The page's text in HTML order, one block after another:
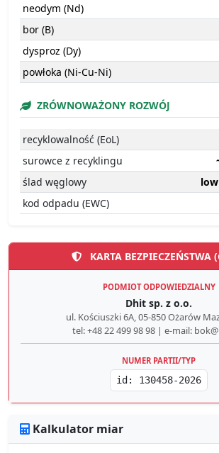
neodym (Nd)
bor (B)
dysproz (Dy)
powłoka (Ni-Cu-Ni)
ZRÓWNOWAŻONY ROZWÓJ
recyklowalność (EoL)
surowce z recyklingu
ślad węglowy
kod odpadu (EWC)
KARTA BEZPIECZEŃSTWA
PODMIOT ODPOWIEDZIALNY
Dhit sp. z o.o.
ul. Kościuszki 6A, 05-850 Ożarów
tel: +48 22 499 98 98 | e-mail:
NUMER PARTII/TYP
id: 130458-2026
Kalkulator miar